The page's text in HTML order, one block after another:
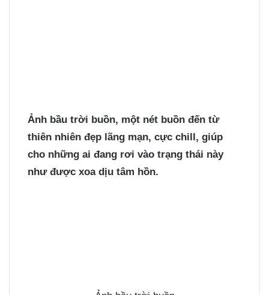
Ảnh bầu trời buồn, một nét buồn đến từ
thiên nhiên đẹp lãng mạn, cực chill, giúp
cho những ai đang rơi vào trạng thái này
như được xoa dịu tâm hồn.